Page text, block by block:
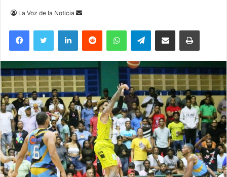
La Voz de la Noticia
Send
email
FacebookTwitter LinkedInReddit WhatsAppTelegramCompartir via Email Imprimi